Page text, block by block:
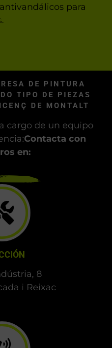
para
DE PINTURA
TIPO DE PIEZAS
DE MONTALT
cargo de un equipo
Contacta con
en:
8
i Reixac